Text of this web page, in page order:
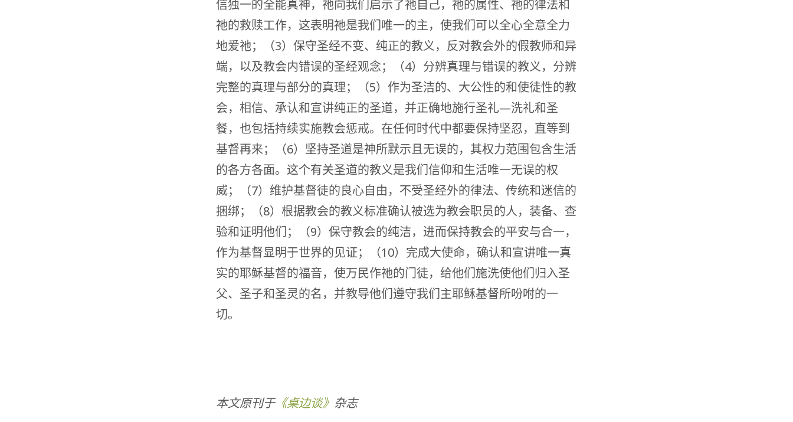
信独一的全能真神，祂向我们启示了祂自己，祂的属性、祂的律法和
祂的救赎工作，这表明祂是我们唯一的主，使我们可以全心全意全力
地爱祂；（3）保守圣经不变、纯正的教义，反对教会外的假教师和异
端，以及教会内错误的圣经观念；（4）分辨真理与错误的教义，分辨
完整的真理与部分的真理；（5）作为圣洁的、大公性的和使徒性的教
会，相信、承认和宣讲纯正的圣道，并正确地施行圣礼—洗礼和圣
餐，也包括持续实施教会惩戒。在任何时代中都要保持坚忍，直等到
基督再来；（6）坚持圣道是神所默示且无误的，其权力范围包含生活
的各方各面。这个有关圣道的教义是我们信仰和生活唯一无误的权
威；（7）维护基督徒的良心自由，不受圣经外的律法、传统和迷信的
捆绑；（8）根据教会的教义标准确认被选为教会职员的人，装备、查
验和证明他们；（9）保守教会的纯洁，进而保持教会的平安与合一，
作为基督显明于世界的见证；（10）完成大使命，确认和宣讲唯一真
实的耶稣基督的福音，使万民作祂的门徒，给他们施洗使他们归入圣
父、圣子和圣灵的名，并教导他们遵守我们主耶稣基督所吩咐的一
切。
本文原刊于《桌边谈》 杂志